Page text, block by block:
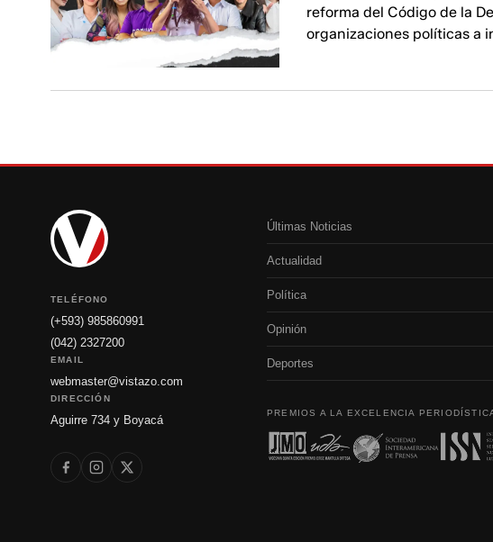
reforma del Código de la
organizaciones políticas a
TELÉFONO
(+593) 985860991
(042) 2327200
EMAIL
webmaster@vistazo.com
DIRECCIÓN
Aguirre 734 y Boyacá
Últimas Noticias
Actualidad
Política
Opinión
Deportes
PREMIOS A LA EXCELENCIA